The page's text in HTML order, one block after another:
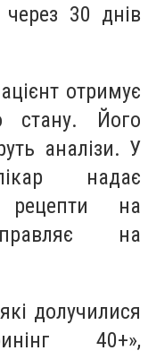
30 днів
отримує
стану. Його
аналізи. У
надає
рецепти на
на
долучилися
40+»,